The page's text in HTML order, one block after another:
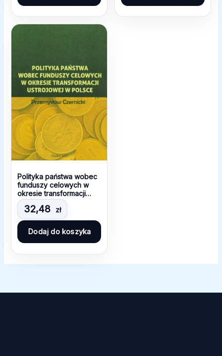
Polityka państwa wobec
funduszy celowych w
okresie transformacji
ustrojowej w Polsce
32,48 zł
Dodaj do koszyka